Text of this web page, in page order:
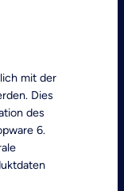
mit der
Dies
des
6.